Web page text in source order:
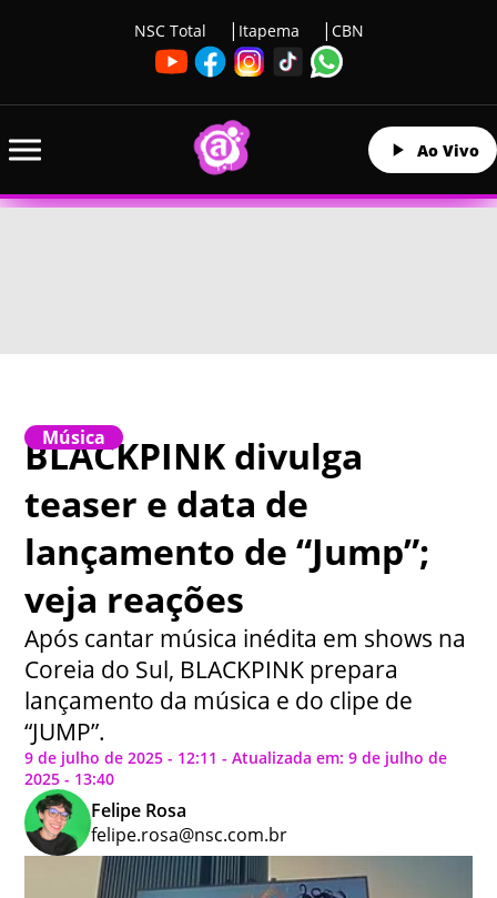
NSC Total Itapema CBN
Ao Vivo
Música
BLACKPINK divulga
teaser e data de
lançamento de “Jump”;
veja reações
Após cantar música inédita em shows na
Coreia do Sul, BLACKPINK prepara
lançamento da música e do clipe de
“JUMP”.
9 de julho de 2025 - 12:11 - Atualizada em: 9 de julho de
2025 - 13:40
Felipe Rosa
felipe.rosa@nsc.com.br